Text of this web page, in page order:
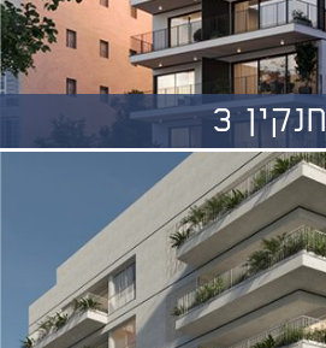
חנקין 3